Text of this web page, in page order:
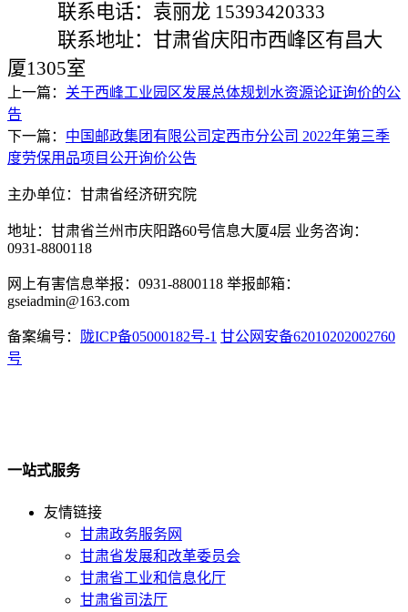
联系电话：袁丽龙 15393420333
联系地址：甘肃省庆阳市西峰区有昌大
厦1305室
上一篇： 关于西峰工业园区发展总体规划水资源论证询价的公
告
下一篇： 中国邮政集团有限公司定西市分公司 2022年第三季
度劳保用品项目公开询价公告
主办单位：甘肃省经济研究院
地址：甘肃省兰州市庆阳路60号信息大厦4层 业务咨询：
0931-8800118
网上有害信息举报：0931-8800118 举报邮箱：
gseiadmin@163.com
备案编号： 陇ICP备05000182号-1 甘公网安备62010202002760
号
一站式服务
友情链接
甘肃政务服务网
甘肃省发展和改革委员会
甘肃省工业和信息化厅
甘肃省司法厅